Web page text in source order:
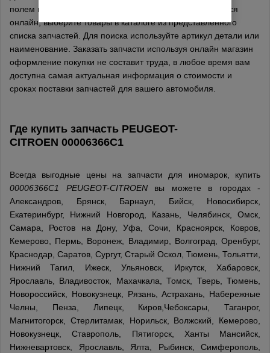
полем на сайте, поиск и заказ запчастей осуществляется
онлайн, выберите товары в каталоге из представленного
списка запчастей. Для поиска используйте артикул детали или
наименование. Заказать запчасти используя онлайн магазин
оформление покупки не составит труда, в любое время вам
доступна самая актуальная информация о стоимости и
сроках поставки запчастей для вашего автомобиля.
Где купить запчасть PEUGEOT-
CITROEN 00006366C1
Всегда выгодные цены на запчасти для иномарок, купить
00006366C1 PEUGEOT-CITROENвы можете в городах -
Александров, Брянск, Барнаул, Бийск, Новосибирск,
Екатеринбург, Нижний Новгород, Казань, Челябинск, Омск,
Самара, Ростов на Дону, Уфа, Сочи, Красноярск, Ковров,
Кемерово, Пермь, Воронеж, Владимир, Волгоград, Оренбург,
Краснодар, Саратов, Сургут, Старый Оскол, Тюмень, Тольятти,
Нижний Тагил, Ижеск, Ульяновск, Иркутск, Хабаровск,
Ярославль, Владивосток, Махачкала, Томск, Тверь, Тюмень,
Новороссийск, Новокузнецк, Рязань, Астрахань, Набережные
Челны, Пенза, Липецк, Киров,Чебоксары, Таганрог,
Магнитогорск, Стерлитамак, Норильск, Волжский, Кемерово,
Новокузнецк, Ставрополь, Пятигорск, Ханты Мансийск,
Нижневартовск, Ярославль, Ялта, Рыбинск, Симферополь,